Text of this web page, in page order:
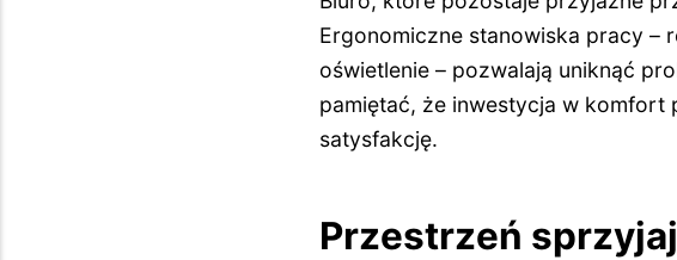
Ergonomiczne stanowiska pracy –
oświetlenie – pozwalają uniknąć
pamiętać, że inwestycja w komfort
satysfakcję.
Przestrzeń